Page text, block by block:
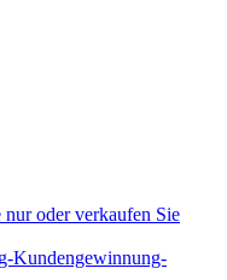
oder verkaufen Sie